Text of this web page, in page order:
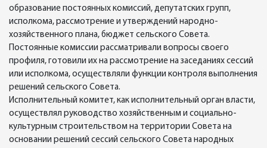
образование постоянных комиссий, депутатских групп,
исполкома, рассмотрение и утверждений народно-
хозяйственного плана, бюджет сельского Совета.
Постоянные комиссии рассматривали вопросы своего
профиля, готовили их на рассмотрение на заседаниях сессий
или исполкома, осуществляли функции контроля выполнения
решений сельского Совета.
Исполнительный комитет, как исполнительный орган власти,
осуществлял руководство хозяйственным и социально-
культурным строительством на территории Совета на
основании решений сессий сельского Совета народных